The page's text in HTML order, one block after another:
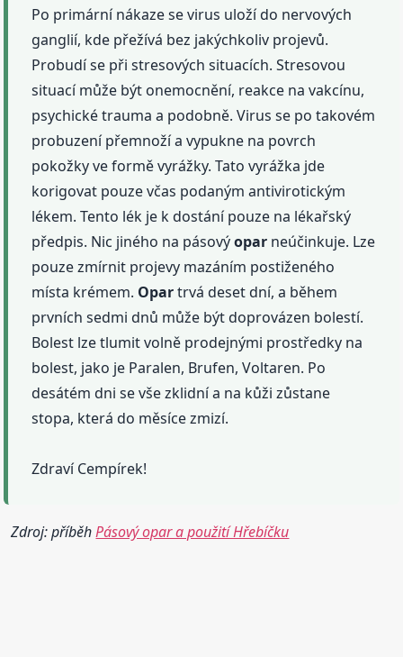
Po primární nákaze se virus uloží do nervových
ganglií, kde přežívá bez jakýchkoliv projevů.
Probudí se při stresových situacích. Stresovou
situací může být onemocnění, reakce na vakcínu,
psychické trauma a podobně. Virus se po takovém
probuzení přemnoží a vypukne na povrch
pokožky ve formě vyrážky. Tato vyrážka jde
korigovat pouze včas podaným antivirotickým
lékem. Tento lék je k dostání pouze na lékařský
předpis. Nic jiného na pásovýopar neúčinkuje. Lze
pouze zmírnit projevy mazáním postiženého
místa krémem. Opartrvá deset dní, a během
prvních sedmi dnů může být doprovázen bolestí.
Bolest lze tlumit volně prodejnými prostředky na
bolest, jako je Paralen, Brufen, Voltaren. Po
desátém dni se vše zklidní a na kůži zůstane
stopa, která do měsíce zmizí.
Zdraví Cempírek!
Zdroj: příběhPásový opar a použití Hřebíčku